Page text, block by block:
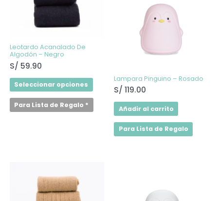
Leotardo Acanalado De
Algodón – Negro
S/ 59.90
Seleccionar opciones producto
Para Lista de Regalo *
Lampara Pinguino – Rosado
S/ 119.00
Añadir al carrito
Para Lista de Regalo